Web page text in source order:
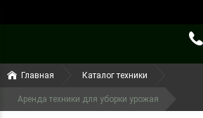
(099) 644-79-22
Главная Каталог техники
Аренда техники для уборки урожая